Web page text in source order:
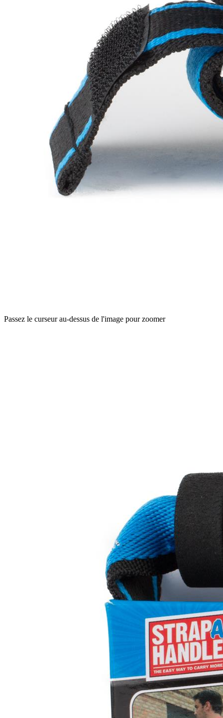
Passez le curseur au-dessus de l'image pour zoomer